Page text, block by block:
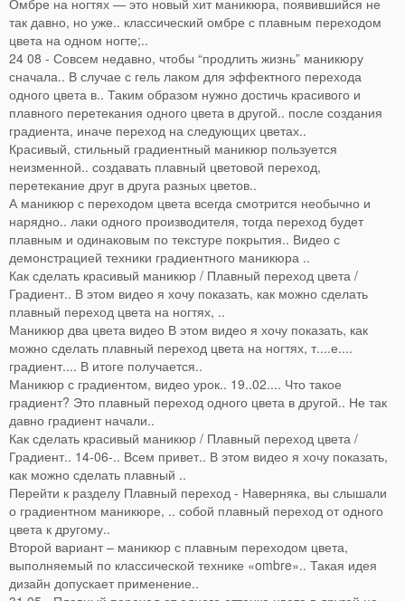
Омбре на ногтях — это новый хит маникюра, появившийся не
так давно, но уже.. классический омбре с плавным переходом
цвета на одном ногте;..
24 08 - Совсем недавно, чтобы “продлить жизнь” маникюру
сначала.. В случае с гель лаком для эффектного перехода
одного цвета в.. Таким образом нужно достичь красивого и
плавного перетекания одного цвета в другой.. после создания
градиента, иначе переход на следующих цветах..
Красивый, стильный градиентный маникюр пользуется
неизменной.. создавать плавный цветовой переход,
перетекание друг в друга разных цветов..
А маникюр с переходом цвета всегда смотрится необычно и
нарядно.. лаки одного производителя, тогда переход будет
плавным и одинаковым по текстуре покрытия.. Видео с
демонстрацией техники градиентного маникюра ..
Как сделать красивый маникюр / Плавный переход цвета /
Градиент.. В этом видео я хочу показать, как можно сделать
плавный переход цвета на ногтях, ..
Маникюр два цвета видео В этом видео я хочу показать, как
можно сделать плавный переход цвета на ногтях, т....е....
градиент.... В итоге получается..
Маникюр с градиентом, видео урок.. 19..02.... Что такое
градиент? Это плавный переход одного цвета в другой.. Не так
давно градиент начали..
Как сделать красивый маникюр / Плавный переход цвета /
Градиент.. 14-06-.. Всем привет.. В этом видео я хочу показать,
как можно сделать плавный ..
Перейти к разделу Плавный переход - Наверняка, вы слышали
о градиентном маникюре, .. собой плавный переход от одного
цвета к другому..
Второй вариант – маникюр с плавным переходом цвета,
выполняемый по классической технике «ombre».. Такая идея
дизайн допускает применение..